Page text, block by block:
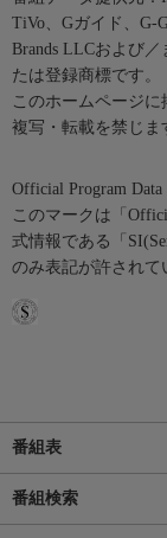
TiVo、Gガイド、G-
Brands LLCおよび
たは登録商標です。
このホームページ
複写・転載を禁じま
Official Program
このマークは「
式情報である「
のみ表記が許されて
番組表
番組検索